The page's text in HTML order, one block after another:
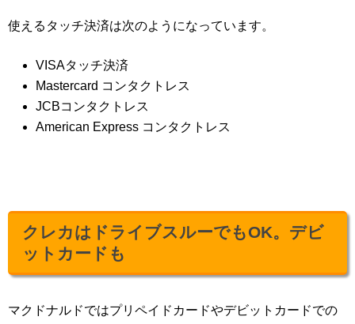
使えるタッチ決済は次のようになっています。
VISAタッチ決済
Mastercard コンタクトレス
JCBコンタクトレス
American Express コンタクトレス
クレカはドライブスルーでもOK。デビ
ットカードも
マクドナルドではプリペイドカードやデビットカードでの